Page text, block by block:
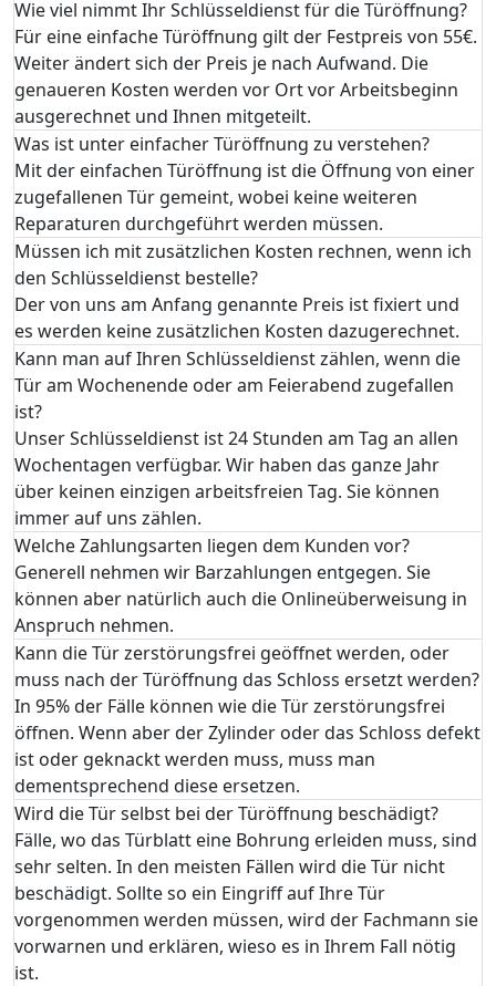
Wie viel nimmt Ihr Schlüsseldienst für die Türöffnung?
Für eine einfache Türöffnung gilt der Festpreis von 55€.
Weiter ändert sich der Preis je nach Aufwand. Die
genaueren Kosten werden vor Ort vor Arbeitsbeginn
ausgerechnet und Ihnen mitgeteilt.
Was ist unter einfacher Türöffnung zu verstehen?
Mit der einfachen Türöffnung ist die Öffnung von einer
zugefallenen Tür gemeint, wobei keine weiteren
Reparaturen durchgeführt werden müssen.
Müssen ich mit zusätzlichen Kosten rechnen, wenn ich
den Schlüsseldienst bestelle?
Der von uns am Anfang genannte Preis ist fixiert und
es werden keine zusätzlichen Kosten dazugerechnet.
Kann man auf Ihren Schlüsseldienst zählen, wenn die
Tür am Wochenende oder am Feierabend zugefallen
ist?
Unser Schlüsseldienst ist 24 Stunden am Tag an allen
Wochentagen verfügbar. Wir haben das ganze Jahr
über keinen einzigen arbeitsfreien Tag. Sie können
immer auf uns zählen.
Welche Zahlungsarten liegen dem Kunden vor?
Generell nehmen wir Barzahlungen entgegen. Sie
können aber natürlich auch die Onlineüberweisung in
Anspruch nehmen.
Kann die Tür zerstörungsfrei geöffnet werden, oder
muss nach der Türöffnung das Schloss ersetzt werden?
In 95% der Fälle können wie die Tür zerstörungsfrei
öffnen. Wenn aber der Zylinder oder das Schloss defekt
ist oder geknackt werden muss, muss man
dementsprechend diese ersetzen.
Wird die Tür selbst bei der Türöffnung beschädigt?
Fälle, wo das Türblatt eine Bohrung erleiden muss, sind
sehr selten. In den meisten Fällen wird die Tür nicht
beschädigt. Sollte so ein Eingriff auf Ihre Tür
vorgenommen werden müssen, wird der Fachmann sie
vorwarnen und erklären, wieso es in Ihrem Fall nötig
ist.